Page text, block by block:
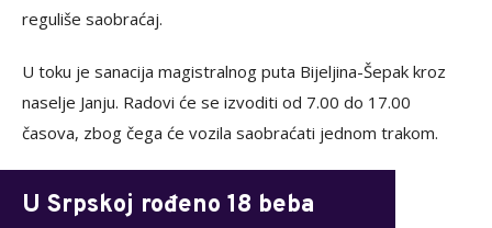
reguliše saobraćaj.
U toku je sanacija magistralnog puta Bijeljina-Šepak kroz
naselje Janju. Radovi će se izvoditi od 7.00 do 17.00
časova, zbog čega će vozila saobraćati jednom trakom.
U Srpskoj rođeno 18 beba